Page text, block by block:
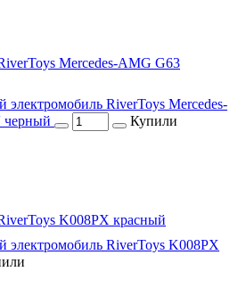
Mercedes-AMG G63
электромобиль RiverToys Mercedes-
черный
Купили
K008PX красный
электромобиль RiverToys K008PX